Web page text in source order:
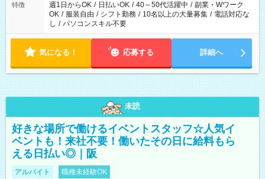
特徴 週1日からOK / 日払いOK / 40～50代活躍中 / 副業・Wワーク
OK / 服装自由 / シフト勤務 / 10名以上の大量募集 / 電話対応な
し / パソコンスキル不要
気になる！ 応募する 詳細へ
未読
好きな場所で働けるイベントスタッフ☆人気イ
ベントも！来社不要！働いたその日に給料もら
える日払い◎｜阪
アルバイト 職種未経験OK